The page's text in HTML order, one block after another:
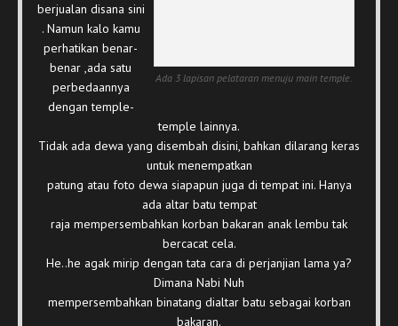
Ada 3 lapisan pelataran menuju main temple.
berjualan disana sini
. Namun kalo kamu
perhatikan benar-
benar ,ada satu
perbedaannya
dengan temple-
temple lainnya.
Tidak ada dewa yang disembah disini, bahkan dilarang keras
untuk menempatkan
patung atau foto dewa siapapun juga di tempat ini. Hanya
ada altar batu tempat
raja mempersembahkan korban bakaran anak lembu tak
bercacat cela.
He..he agak mirip dengan tata cara di perjanjian lama ya?
Dimana Nabi Nuh
mempersembahkan binatang dialtar batu sebagai korban
bakaran.